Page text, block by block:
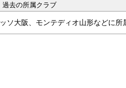
大阪、モンテディオ山形などに所
過去の所属クラブ